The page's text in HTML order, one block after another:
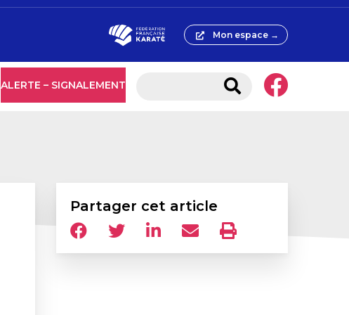
ALERTE – SIGNALEMENT
Mon espace →
Partager cet article